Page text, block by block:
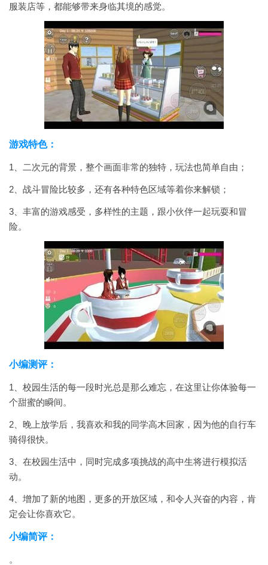
服装店等，都能够带来身临其境的感觉。
游戏特色：
1、二次元的背景，整个画面非常的独特，玩法也简单自由；
2、战斗冒险比较多，还有各种特色区域等着你来解锁；
3、丰富的游戏感受，多样性的主题，跟小伙伴一起玩耍和冒
险。
小编测评：
1、校园生活的每一段时光总是那么难忘，在这里让你体验每一
个甜蜜的瞬间。
2、晚上放学后，我喜欢和我的同学高木回家，因为他的自行车
骑得很快。
3、在校园生活中，同时完成多项挑战的高中生将进行模拟活
动。
4、增加了新的地图，更多的开放区域，和令人兴奋的内容，肯
定会让你喜欢它。
小编简评：
。